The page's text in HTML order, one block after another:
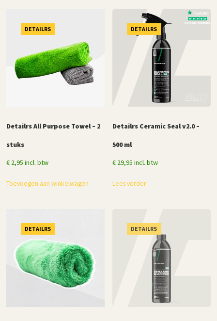
DETAILRS
Detailrs All Purpose Towel – 2
stuks
€ 2,95 incl. btw
Toevoegen aan winkelwagen
DETAILRS
Detailrs Ceramic Seal v2.0 –
500 ml
€ 29,95 incl. btw
Lees verder
DETAILRS DETAILRS